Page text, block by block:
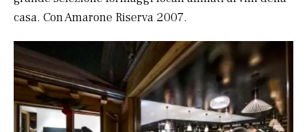
casa. Con Amarone Riserva 2007.